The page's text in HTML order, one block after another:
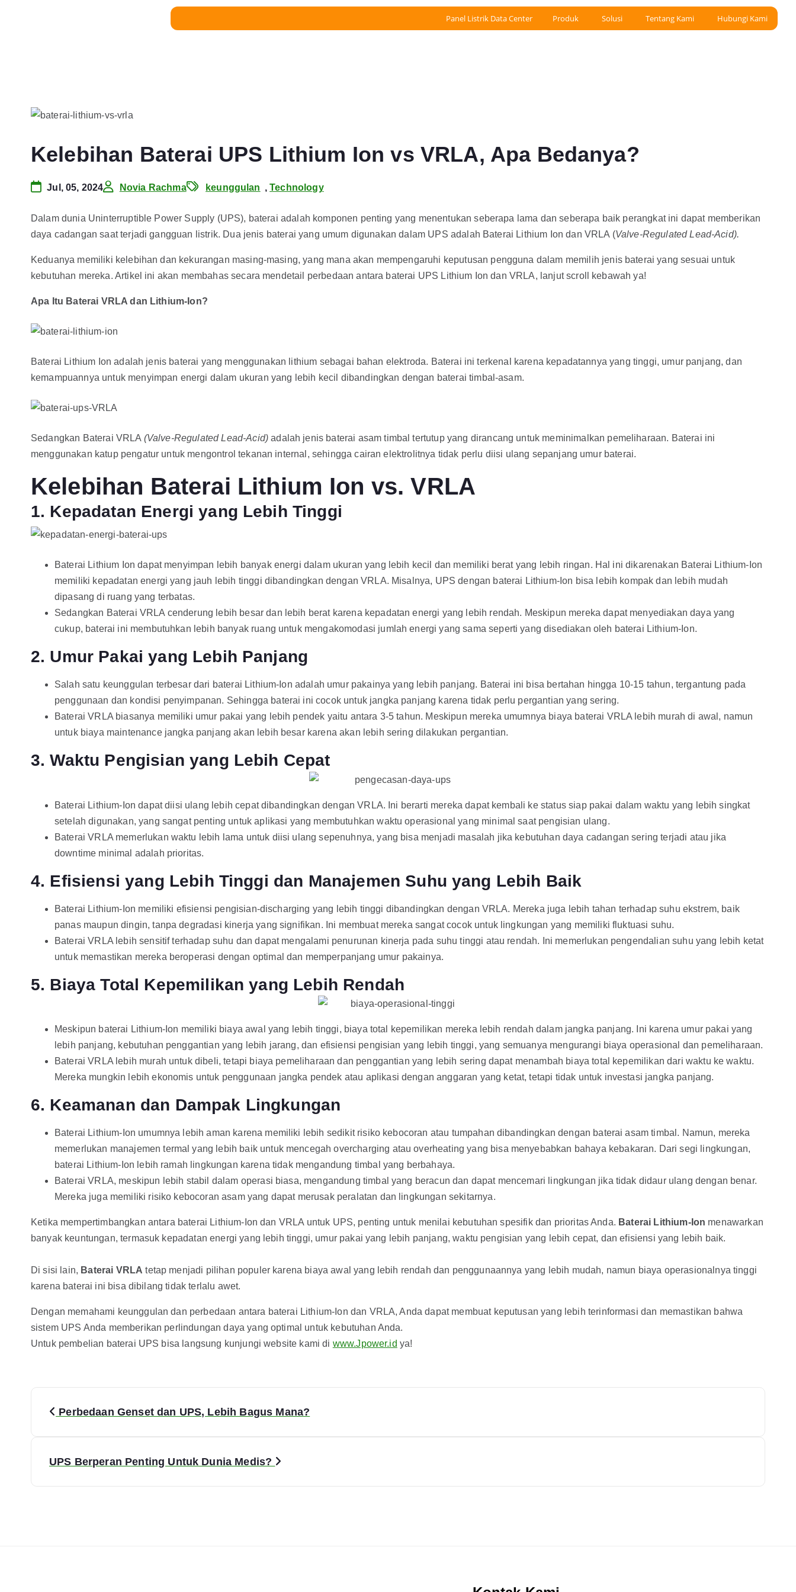
Panel Listrik Data Center Produk Solusi Tentang Kami Hubungi Kami
Kelebihan Baterai UPS Lithium Ion vs VRLA, Apa Bedanya?
Jul, 05, 2024 Novia Rachma keunggulan ,Technology
Dalam dunia Uninterruptible Power Supply (UPS), baterai adalah komponen penting yang menentukan seberapa lama dan seberapa baik perangkat ini dapat memberikan
daya cadangan saat terjadi gangguan listrik. Dua jenis baterai yang umum digunakan dalam UPS adalah Baterai Lithium Ion dan VRLA (Valve-Regulated Lead-Acid).
Keduanya memiliki kelebihan dan kekurangan masing-masing, yang mana akan mempengaruhi keputusan pengguna dalam memilih jenis baterai yang sesuai untuk
kebutuhan mereka. Artikel ini akan membahas secara mendetail perbedaan antara baterai UPS Lithium Ion dan VRLA, lanjut scroll kebawah ya!
Apa Itu Baterai VRLA dan Lithium-Ion?
Baterai Lithium Ion adalah jenis baterai yang menggunakan lithium sebagai bahan elektroda. Baterai ini terkenal karena kepadatannya yang tinggi, umur panjang, dan
kemampuannya untuk menyimpan energi dalam ukuran yang lebih kecil dibandingkan dengan baterai timbal-asam.
Sedangkan Baterai VRLA (Valve-Regulated Lead-Acid) adalah jenis baterai asam timbal tertutup yang dirancang untuk meminimalkan pemeliharaan. Baterai ini
menggunakan katup pengatur untuk mengontrol tekanan internal, sehingga cairan elektrolitnya tidak perlu diisi ulang sepanjang umur baterai.
Kelebihan Baterai Lithium Ion vs. VRLA
1. Kepadatan Energi yang Lebih Tinggi
Baterai Lithium Ion dapat menyimpan lebih banyak energi dalam ukuran yang lebih kecil dan memiliki berat yang lebih ringan. Hal ini dikarenakan Baterai Lithium-Ion
memiliki kepadatan energi yang jauh lebih tinggi dibandingkan dengan VRLA. Misalnya, UPS dengan baterai Lithium-Ion bisa lebih kompak dan lebih mudah
dipasang di ruang yang terbatas.
Sedangkan Baterai VRLA cenderung lebih besar dan lebih berat karena kepadatan energi yang lebih rendah. Meskipun mereka dapat menyediakan daya yang
cukup, baterai ini membutuhkan lebih banyak ruang untuk mengakomodasi jumlah energi yang sama seperti yang disediakan oleh baterai Lithium-Ion.
2. Umur Pakai yang Lebih Panjang
Salah satu keunggulan terbesar dari baterai Lithium-Ion adalah umur pakainya yang lebih panjang. Baterai ini bisa bertahan hingga 10-15 tahun, tergantung pada
penggunaan dan kondisi penyimpanan. Sehingga baterai ini cocok untuk jangka panjang karena tidak perlu pergantian yang sering.
Baterai VRLA biasanya memiliki umur pakai yang lebih pendek yaitu antara 3-5 tahun. Meskipun mereka umumnya biaya baterai VRLA lebih murah di awal, namun
untuk biaya maintenance jangka panjang akan lebih besar karena akan lebih sering dilakukan pergantian.
3. Waktu Pengisian yang Lebih Cepat
Baterai Lithium-Ion dapat diisi ulang lebih cepat dibandingkan dengan VRLA. Ini berarti mereka dapat kembali ke status siap pakai dalam waktu yang lebih singkat
setelah digunakan, yang sangat penting untuk aplikasi yang membutuhkan waktu operasional yang minimal saat pengisian ulang.
Baterai VRLA memerlukan waktu lebih lama untuk diisi ulang sepenuhnya, yang bisa menjadi masalah jika kebutuhan daya cadangan sering terjadi atau jika
downtime minimal adalah prioritas.
4. Efisiensi yang Lebih Tinggi dan Manajemen Suhu yang Lebih Baik
Baterai Lithium-Ion memiliki efisiensi pengisian-discharging yang lebih tinggi dibandingkan dengan VRLA. Mereka juga lebih tahan terhadap suhu ekstrem, baik
panas maupun dingin, tanpa degradasi kinerja yang signifikan. Ini membuat mereka sangat cocok untuk lingkungan yang memiliki fluktuasi suhu.
Baterai VRLA lebih sensitif terhadap suhu dan dapat mengalami penurunan kinerja pada suhu tinggi atau rendah. Ini memerlukan pengendalian suhu yang lebih ketat
untuk memastikan mereka beroperasi dengan optimal dan memperpanjang umur pakainya.
5. Biaya Total Kepemilikan yang Lebih Rendah
Meskipun baterai Lithium-Ion memiliki biaya awal yang lebih tinggi, biaya total kepemilikan mereka lebih rendah dalam jangka panjang. Ini karena umur pakai yang
lebih panjang, kebutuhan penggantian yang lebih jarang, dan efisiensi pengisian yang lebih tinggi, yang semuanya mengurangi biaya operasional dan pemeliharaan.
Baterai VRLA lebih murah untuk dibeli, tetapi biaya pemeliharaan dan penggantian yang lebih sering dapat menambah biaya total kepemilikan dari waktu ke waktu.
Mereka mungkin lebih ekonomis untuk penggunaan jangka pendek atau aplikasi dengan anggaran yang ketat, tetapi tidak untuk investasi jangka panjang.
6. Keamanan dan Dampak Lingkungan
Baterai Lithium-Ion umumnya lebih aman karena memiliki lebih sedikit risiko kebocoran atau tumpahan dibandingkan dengan baterai asam timbal. Namun, mereka
memerlukan manajemen termal yang lebih baik untuk mencegah overcharging atau overheating yang bisa menyebabkan bahaya kebakaran. Dari segi lingkungan,
baterai Lithium-Ion lebih ramah lingkungan karena tidak mengandung timbal yang berbahaya.
Baterai VRLA, meskipun lebih stabil dalam operasi biasa, mengandung timbal yang beracun dan dapat mencemari lingkungan jika tidak didaur ulang dengan benar.
Mereka juga memiliki risiko kebocoran asam yang dapat merusak peralatan dan lingkungan sekitarnya.
Ketika mempertimbangkan antara baterai Lithium-Ion dan VRLA untuk UPS, penting untuk menilai kebutuhan spesifik dan prioritas Anda. Baterai Lithium-Ion menawarkan
banyak keuntungan, termasuk kepadatan energi yang lebih tinggi, umur pakai yang lebih panjang, waktu pengisian yang lebih cepat, dan efisiensi yang lebih baik.
Di sisi lain, Baterai VRLA tetap menjadi pilihan populer karena biaya awal yang lebih rendah dan penggunaannya yang lebih mudah, namun biaya operasionalnya tinggi
karena baterai ini bisa dibilang tidak terlalu awet.
Dengan memahami keunggulan dan perbedaan antara baterai Lithium-Ion dan VRLA, Anda dapat membuat keputusan yang lebih terinformasi dan memastikan bahwa
sistem UPS Anda memberikan perlindungan daya yang optimal untuk kebutuhan Anda.
Untuk pembelian baterai UPS bisa langsung kunjungi website kami di www.Jpower.id ya!
Perbedaan Genset dan UPS, Lebih Bagus Mana?
UPS Berperan Penting Untuk Dunia Medis?